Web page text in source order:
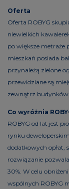
Oferta
Oferta ROBYG
niewielkich
po większe metraże
mieszkań posiada
przynależą zielone
przewidziane są
zewnątrz budynków.
Co wyróżnia
ROBYG od lat jest
rynku
dodatkowych opłat,
rozwiązanie
30%. W celu
wspólnych ROBYG